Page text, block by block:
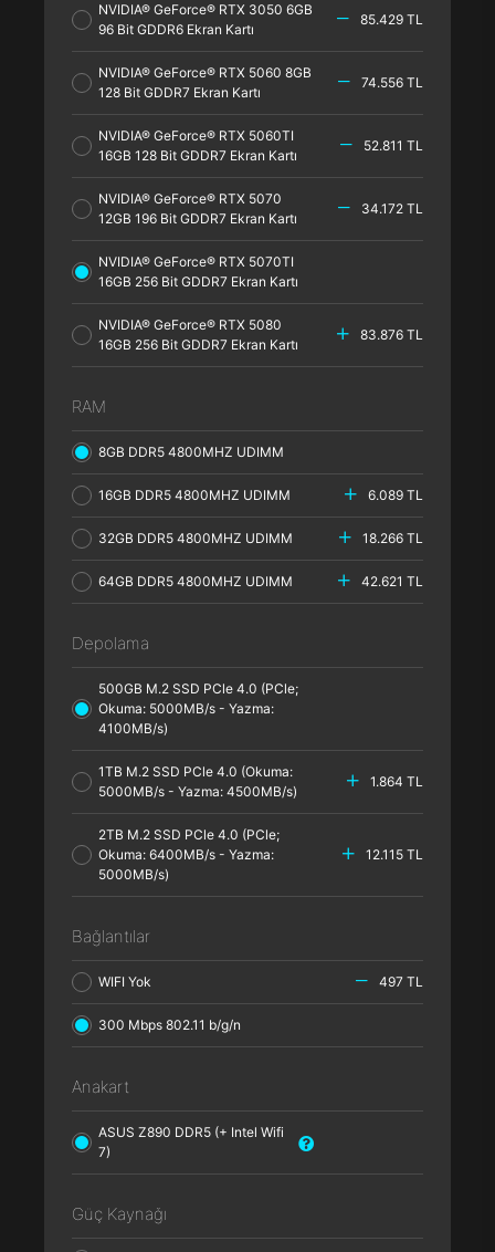
NVIDIA® GeForce® RTX 3050 6GB
96 Bit GDDR6 Ekran Kartı
85.429 TL
NVIDIA® GeForce® RTX 5060 8GB
128 Bit GDDR7 Ekran Kartı
74.556 TL
NVIDIA® GeForce® RTX 5060TI
16GB 128 Bit GDDR7 Ekran Kartı
52.811 TL
NVIDIA® GeForce® RTX 5070
12GB 196 Bit GDDR7 Ekran Kartı
34.172 TL
NVIDIA® GeForce® RTX 5070TI
16GB 256 Bit GDDR7 Ekran Kartı
NVIDIA® GeForce® RTX 5080
16GB 256 Bit GDDR7 Ekran Kartı
83.876 TL
RAM
8GB DDR5 4800MHZ UDIMM
16GB DDR5 4800MHZ UDIMM 6.089 TL
32GB DDR5 4800MHZ UDIMM 18.266 TL
64GB DDR5 4800MHZ UDIMM 42.621 TL
Depolama
500GB M.2 SSD PCle 4.0 (PCle;
Okuma: 5000MB/s - Yazma:
4100MB/s)
1TB M.2 SSD PCle 4.0 (Okuma:
5000MB/s - Yazma: 4500MB/s)
1.864 TL
2TB M.2 SSD PCle 4.0 (PCle;
Okuma: 6400MB/s - Yazma:
5000MB/s)
12.115 TL
Bağlantılar
WIFI Yok 497 TL
300 Mbps 802.11 b/g/n
Anakart
ASUS Z890 DDR5 (+ Intel Wifi
7)
Güç Kaynağı